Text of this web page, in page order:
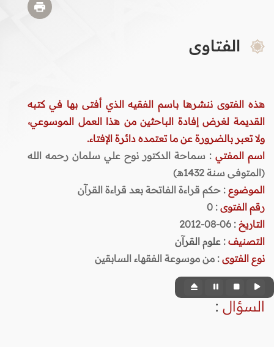
الفتاوى
هذه الفتوى ننشرها باسم الفقيه الذي أفتى بها في كتبه
القديمة لغرض إفادة الباحثين من هذا العمل الموسوعي،
ولا تعبر بالضرورة عن ما تعتمده دائرة الإفتاء.
اسم المفتي : سماحة الدكتور نوح علي سلمان رحمه الله
(المتوفى سنة 1432هـ)
الموضوع : حكم قراءة الفاتحة بعد قراءة القرآن
رقم الفتوى :
0
التاريخ : 06-08-2012
التصنيف : علوم القرآن
نوع الفتوى : من موسوعة الفقهاء السابقين
السؤال :